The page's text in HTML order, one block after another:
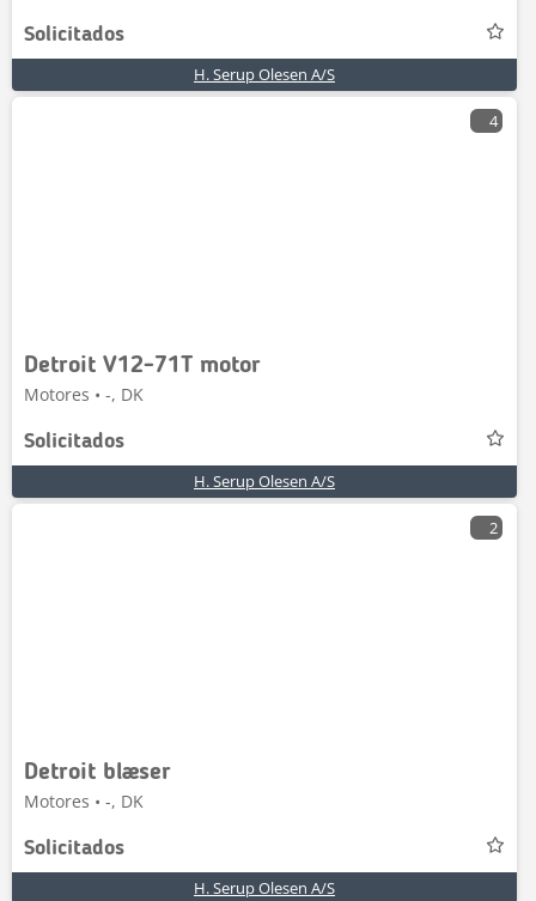
Solicitados
H. Serup Olesen A/S
4
Detroit V12-71T motor
Motores • -, DK
Solicitados
H. Serup Olesen A/S
2
Detroit blæser
Motores • -, DK
Solicitados
H. Serup Olesen A/S